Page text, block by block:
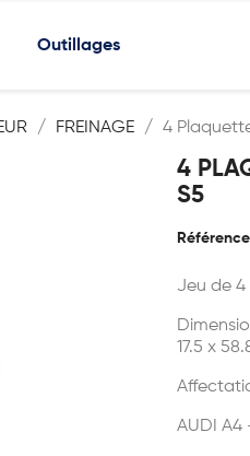
Outillages
FREINAGE 4
4
S5
Jeu de
17.5 x
AUDI A4